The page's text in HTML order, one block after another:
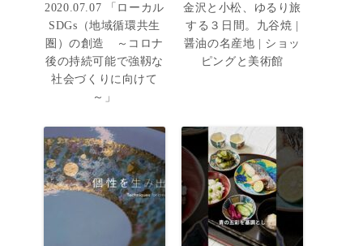
2020.07.07 「ローカル
SDGs（地域循環共生
圏）の創造 ～コロナ
後の持続可能で強靱な
社会づくりに向けて
～」
金沢と小松、ゆるり旅
する３日間。九谷焼 |
醤油の名産地 | ショッ
ピングと美術館